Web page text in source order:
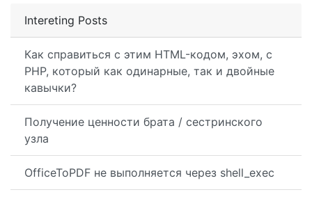
Intereting Posts
Как справиться с этим HTML-кодом, эхом, с
PHP, который как одинарные, так и двойные
кавычки?
Получение ценности брата / сестринского
узла
OfficeToPDF не выполняется через shell_exec